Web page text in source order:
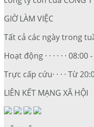
GIỜ LÀM VIỆC
Tất cả các ngày trong
Hoạt động · · · · · · 08:00
Trực cấp cứu· · · · Từ
LIÊN KẾT MẠNG XÃ HỘI